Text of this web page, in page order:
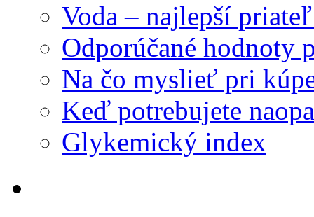
Voda – najlepší
Odporúčané hodnoty
Na čo myslieť pri
Keď potrebujete
Glykemický index